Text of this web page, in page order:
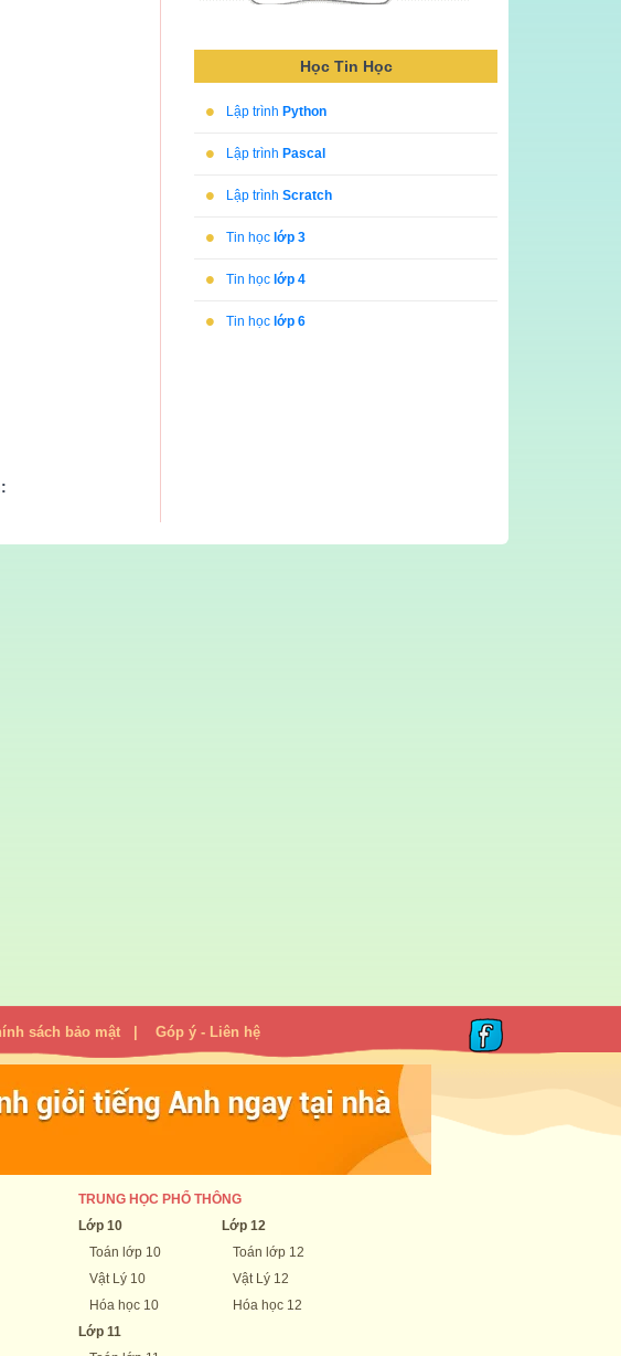
Học Tin Học
• Lập trình Python
• Lập trình Pascal
• Lập trìnhScratch
• Tin học lớp 3
• Tin học lớp 4
• Tin học lớp 6
sách bảo mật Góp ý - Liên hệ
TRUNG HỌC PHỔ THÔNG
Lớp 10
Toán lớp 10
Vật Lý 10
Hóa học 10
Lớp 11
Lớp 12
Toán lớp 12
Vật Lý 12
Hóa học 12